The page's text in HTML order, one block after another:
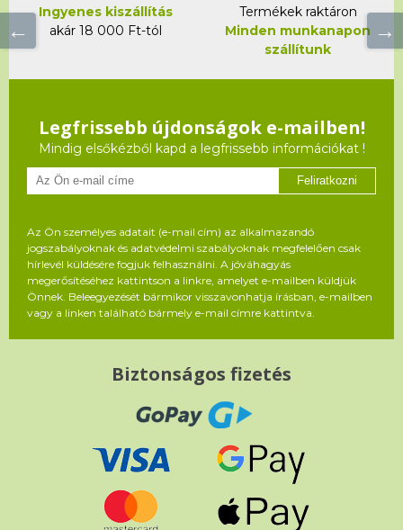
Ingyenes kiszállítás
akár 18 000 Ft-tól
Termékek raktáron
Minden munkanapon
szállítunk
Legfrissebb újdonságok e-mailben!
Mindig elsőkézből kapd a legfrissebb információkat !
Feliratkozni
Az Ön személyes adatait (e-mail cím) az alkalmazandó
jogszabályoknak és adatvédelmi szabályoknak megfelelően csak
hírlevél küldésére fogjuk felhasználni. A jóváhagyás
megerősítéséhez kattintson a linkre, amelyet e-mailben küldjük
Önnek. Beleegyezését bármikor visszavonhatja írásban, e-mailben
vagy a linken található bármely e-mail címre kattintva.
Biztonságos fizetés